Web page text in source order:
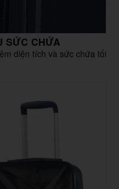
SỨC CHỨA
diện tích và sức chứa tối